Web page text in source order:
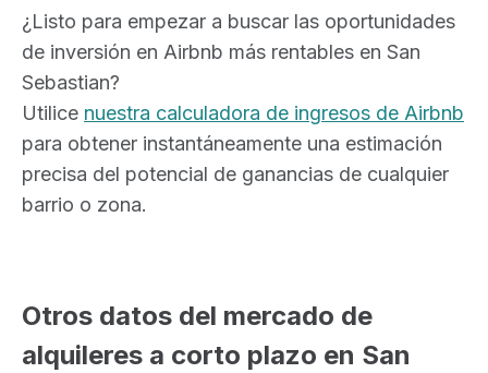
¿Listo para empezar a buscar las oportunidades
de inversión en Airbnb más rentables en San
Sebastian?
Utilice nuestra calculadora de ingresos de Airbnb
para obtener instantáneamente una estimación
precisa del potencial de ganancias de cualquier
barrio o zona.
Otros datos del mercado de
alquileres a corto plazo en San